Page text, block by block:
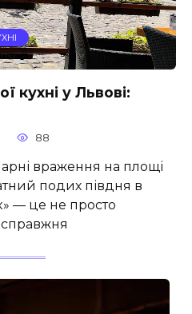
кухні у Львові:
88
враження на площі
подих півдня в
— це не просто